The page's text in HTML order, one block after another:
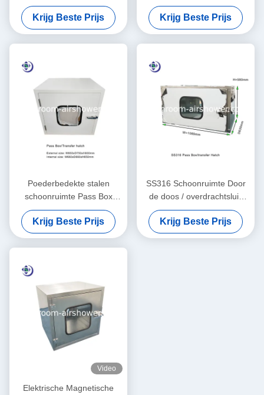
vermogen voor sterilisatie
Krijg Beste Prijs
Mechanische/Elektrische
Koppeling schoon
Krijg Beste Prijs
Poederbedekte stalen
schoonruimte Pass Box
Transfer Hook In Grootte
W650xD650xH660mm
Krijg Beste Prijs
SS316 Schoonruimte Door
de doos / overdrachtsluis
zonder filtratie
Krijg Beste Prijs
Video
Elektrische Magnetische